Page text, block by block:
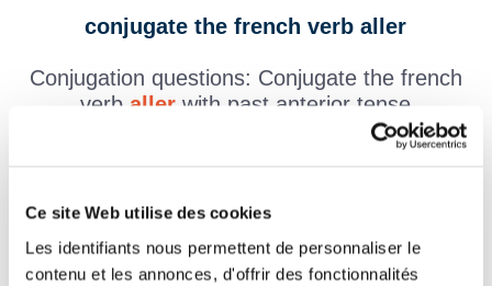
Ce site Web utilise des cookies
Les identifiants nous permettent de personnaliser le
contenu et les annonces, d'offrir des fonctionnalités
conjugate the french verb aller
Conjugation questions: Conjugate the french
verb allerwith past anterior tense
Create your exercises with the verbs and tenses of your choice,
Question 1.
je